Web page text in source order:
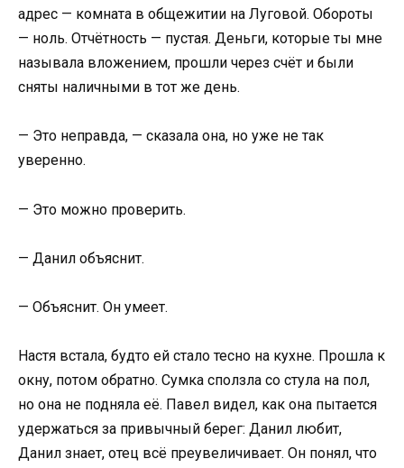
адрес — комната в общежитии на Луговой. Обороты
— ноль. Отчётность — пустая. Деньги, которые ты мне
называла вложением, прошли через счёт и были
сняты наличными в тот же день.
— Это неправда, — сказала она, но уже не так
уверенно.
— Это можно проверить.
— Данил объяснит.
— Объяснит. Он умеет.
Настя встала, будто ей стало тесно на кухне. Прошла к
окну, потом обратно. Сумка сползла со стула на пол,
но она не подняла её. Павел видел, как она пытается
удержаться за привычный берег: Данил любит,
Данил знает, отец всё преувеличивает. Он понял, что